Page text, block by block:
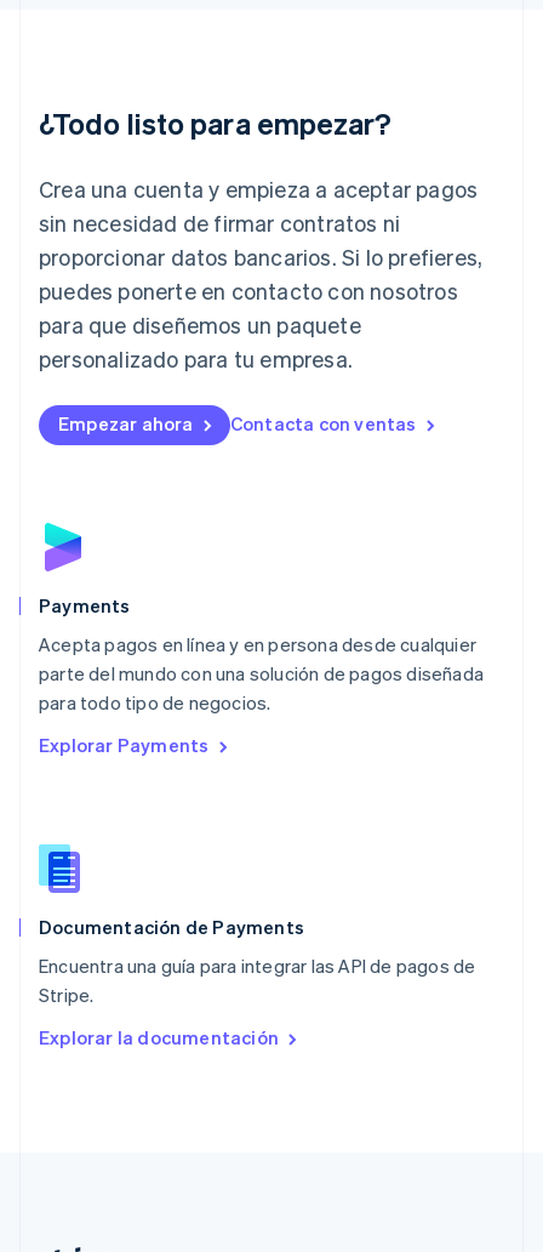
¿Todo listo para empezar?
Crea una cuenta y empieza a aceptar pagos
sin necesidad de firmar contratos ni
proporcionar datos bancarios. Si lo prefieres,
puedes ponerte en contacto con nosotros
para que diseñemos un paquete
personalizado para tu empresa.
Empezar ahora Contacta con ventas
Payments
Acepta pagos en línea y en persona desde cualquier
parte del mundo con una solución de pagos diseñada
para todo tipo de negocios.
Explorar Payments
Documentación de Payments
Encuentra una guía para integrar las API de pagos de
Stripe.
Explorar la documentación
Irlanda
Italia
English
Japón
日本語 English
Letonia
English
Liechtenstein
DeutschEnglish
English
Luxemburgo
Malta
English
Español
English
Nueva Zelandia
English
NederlandsEnglish
Português
RAE de Hong Kong, China
Reino Unido
República Checa
English
English